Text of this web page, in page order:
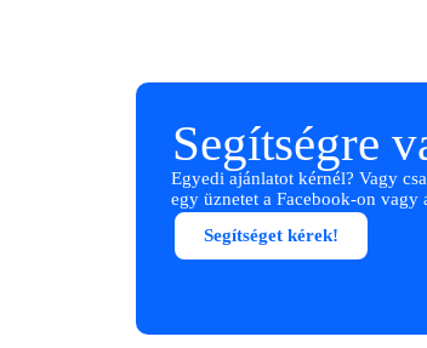
Segítségre
Egyedi ajánlatot kérnél? Vagy
egy üznetet a Facebook-on vagy
Segítséget kérek!